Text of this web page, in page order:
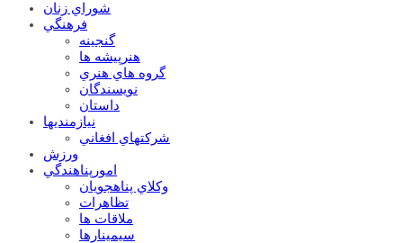
شوراي زنان
فرهنگي
گنجينه
هنرپيشه ها
گروه هاي هنري
نويسندگان
داستان
نيازمنديها
شرکتهاي افغاني
ورزش
امورپناهندگي
وکلاي پناهجويان
تظاهرات
ملاقات ها
سيمينارها